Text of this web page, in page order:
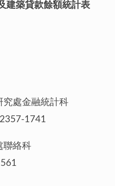
建築貸款餘額統計表
究處金融統計科
1741
秘書處聯絡科